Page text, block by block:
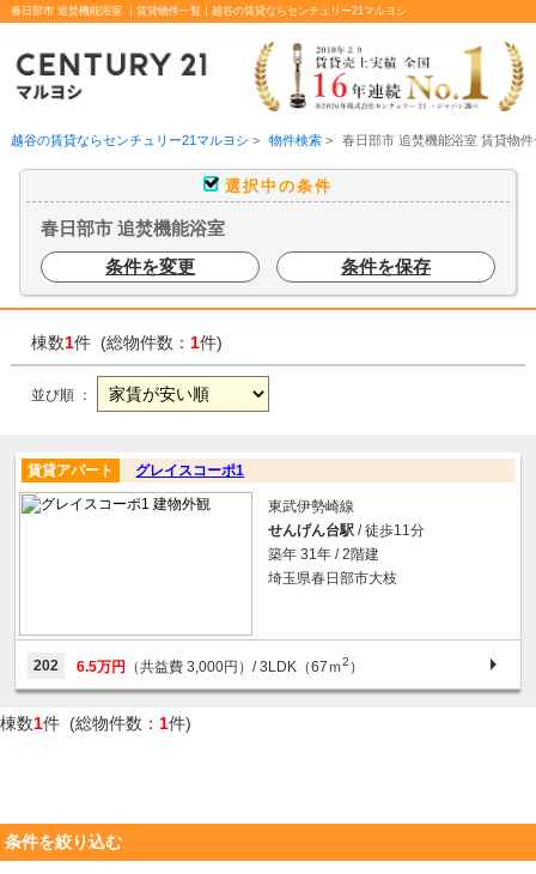
春日部市 追焚機能浴室 ｜賃貸物件一覧｜越谷の賃貸ならセンチュリー21マルヨシ
越谷の賃貸ならセンチュリー21マルヨシ > 物件検索> 春日部市 追焚機能浴室 賃貸物件
選択中の条件
春日部市 追焚機能浴室
条件を変更
条件を保存
棟数1件 (総物件数： 1件)
並び順 ：
グレイスコーポ1
賃貸アパート
東武伊勢崎線
せんげん台駅 / 徒歩11分
築年 31年 / 2階建
埼玉県春日部市大枝
202 6.5万円 （共益費 3,000円）/ 3LDK（67ｍ2 ）
棟数1件 (総物件数： 1件)
条件を絞り込む